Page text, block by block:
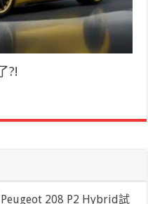
?!
208 P2 Hybrid試